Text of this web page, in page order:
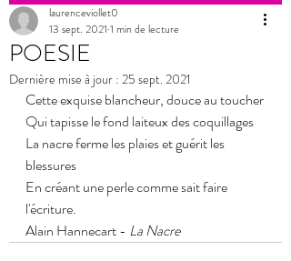
POESIE
laurenceviollet0
13 sept. 2021 1 min de lecture
Dernière mise à jour : 25 sept. 2021
Cette exquise blancheur, douce au toucher
Qui tapisse le fond laiteux des coquillages
La nacre ferme les plaies et guérit les
blessures
En créant une perle comme sait faire
l'écriture.
Alain Hannecart - La Nacre